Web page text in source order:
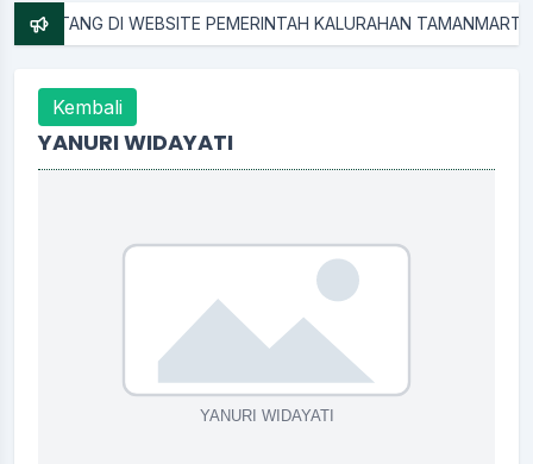
DI WEBSITE PEMERINTAH KALURAHAN TAMANMARTANI
Kembali
YANURI WIDAYATI